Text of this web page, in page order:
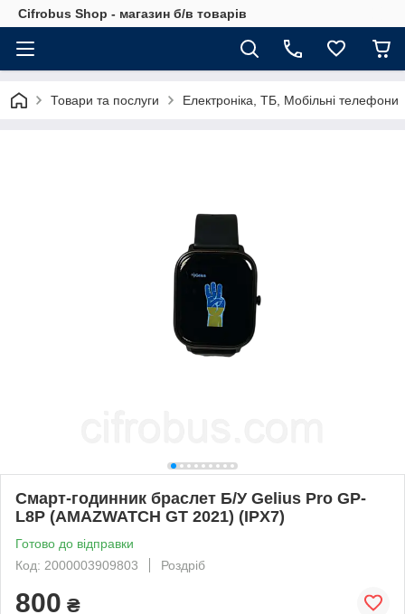
Cifrobus Shop - магазин б/в товарів
Товари та послуги Електроніка, ТБ, Мобільні телефони
Смарт-годинник браслет Б/У Gelius Pro GP-
L8P (AMAZWATCH GT 2021) (IPX7)
Готово до відправки
Код: 2000003909803
Роздріб
800 ₴